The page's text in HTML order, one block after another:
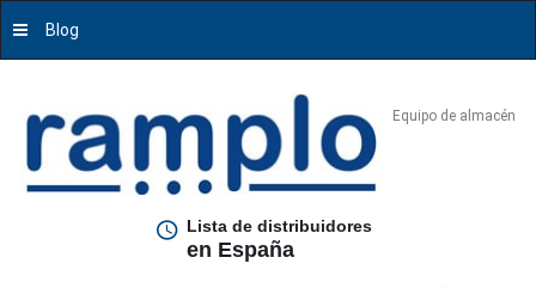
Equipo de almacén
Lista de distribuidores
en España
Blog